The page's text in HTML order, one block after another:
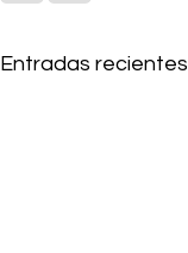
Entradas recientes